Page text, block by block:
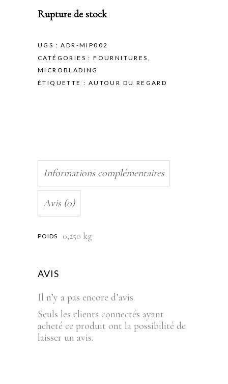
Rupture de stock
UGS :ADR-MIP002
CATÉGORIES :FOURNITURES ,
MICROBLADING
ÉTIQUETTE : AUTOUR DU REGARD
Informations complémentaires
Avis (0)
POIDS 0,250 kg
AVIS
Il n’y a pas encore d’avis.
Seuls les clients connectés ayant
acheté ce produit ont la possibilité de
laisser un avis.